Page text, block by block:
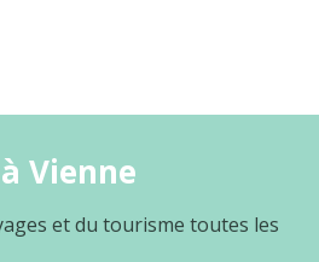
Vienne
et du tourisme toutes les